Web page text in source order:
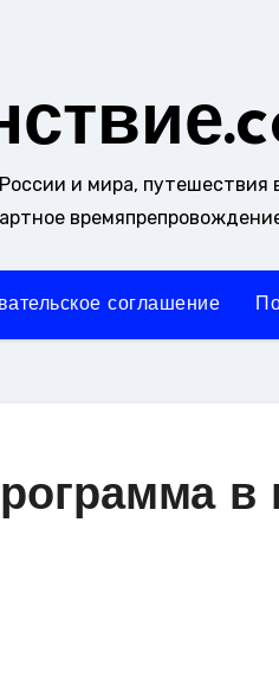
и мира, путешествия
соглашение
в